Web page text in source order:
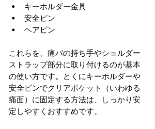
キーホルダー金具
安全ピン
ヘアピン
これらを、痛バの持ち手やショルダー
ストラップ部分に取り付けるのが基本
の使い方です。とくにキーホルダーや
安全ピンでクリアポケット（いわゆる
痛面）に固定する方法は、しっかり安
定しやすくおすすめです。